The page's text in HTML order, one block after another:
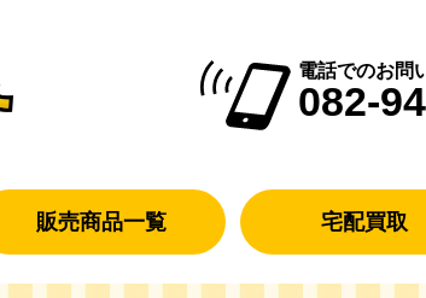
電話でのお問
082-
販売商品一覧 宅配買取